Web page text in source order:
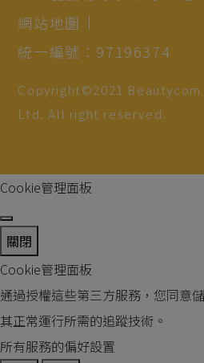
網站地圖
統一編號：97196374
Copyright©2021
Ltd. All right reserved.
Cookie管理面板
關閉
Cookie管理面板
通過授權這些第三方服務，您同意
其正常運行所需的追蹤技術。
所有服務的偏好設置